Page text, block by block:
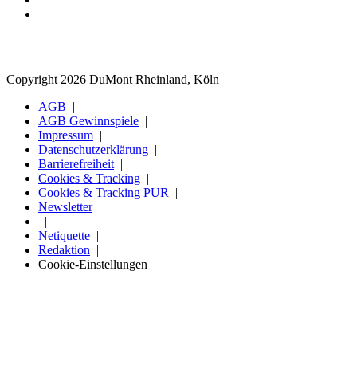
Copyright 2026 DuMont Rheinland, Köln
AGB
AGB Gewinnspiele
Impressum
Datenschutzerklärung
Barrierefreiheit
Cookies & Tracking
Cookies & Tracking PUR
Newsletter
Netiquette
Redaktion
Cookie-Einstellungen